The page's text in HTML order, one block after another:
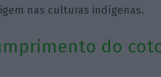
nas culturas indígenas.
do